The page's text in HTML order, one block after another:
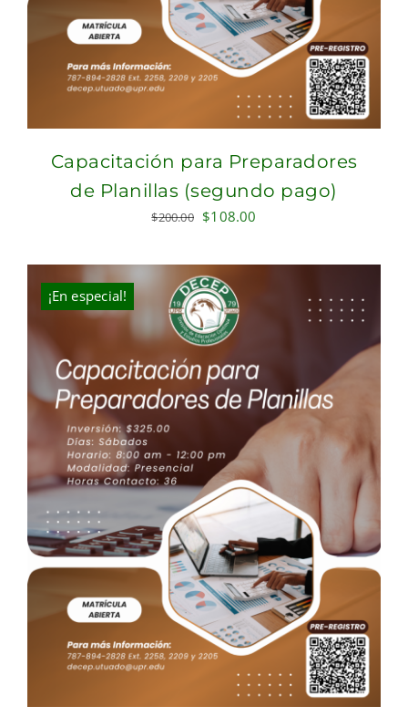
Capacitación para Preparadores
de Planillas (segundo pago)
$200.00 Original
was:
$200.00.
$108.00
is:
¡En especial!